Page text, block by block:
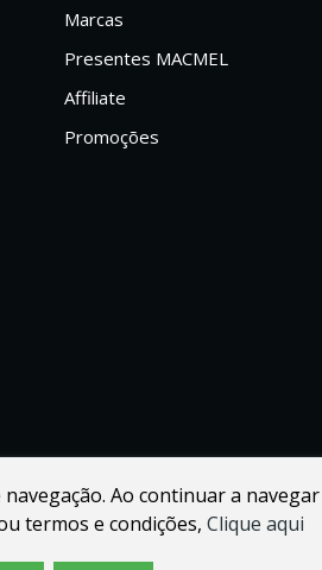
Ao continuar a
termos e condições, Clique aqui
Marcas
Presentes MACMEL
Affiliate
Promoções